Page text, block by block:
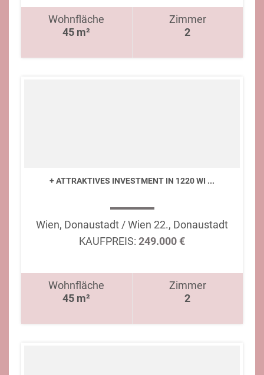
Wohnfläche
45 m²
Zimmer
2
+ ATTRAKTIVES INVESTMENT IN 1220 WI ...
Wien, Donaustadt / Wien 22., Donaustadt
KAUFPREIS: 249.000 €
Wohnfläche
45 m²
Zimmer
2